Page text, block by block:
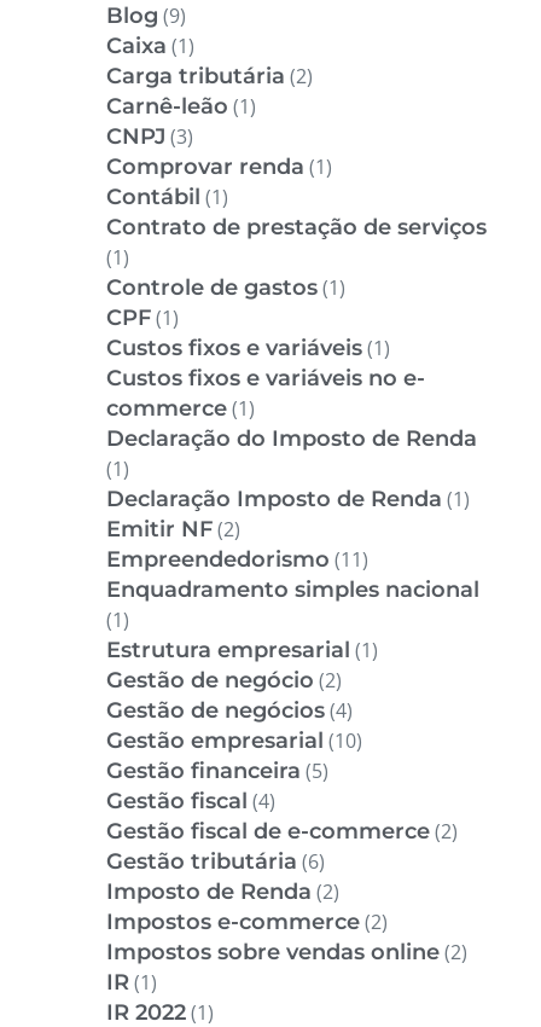
Blog (9)
Caixa (1)
Carga tributária (2)
Carnê-leão (1)
CNPJ (3)
Comprovar renda (1)
Contábil (1)
Contrato de prestação de serviços
(1)
Controle de gastos(1)
CPF(1)
Custos fixos e variáveis(1)
Custos fixos e variáveis no e-
commerce(1)
Declaração do Imposto de Renda
(1)
Declaração Imposto de Renda (1)
Emitir NF(2)
Empreendedorismo (11)
Enquadramento simples nacional
(1)
Estrutura empresarial (1)
Gestão de negócio (2)
Gestão de negócios(4)
Gestão empresarial (10)
Gestão financeira (5)
Gestão fiscal (4)
Gestão fiscal de e-commerce(2)
Gestão tributária (6)
Imposto de Renda (2)
Impostos e-commerce(2)
Impostos sobre vendas online(2)
IR(1)
IR 2022(1)